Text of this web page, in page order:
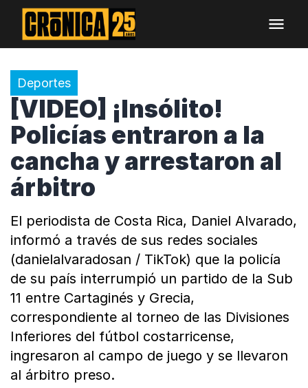
Deportes
[VIDEO] ¡Insólito!
Policías entraron a la
cancha y arrestaron al
árbitro
El periodista de Costa Rica, Daniel Alvarado,
informó a través de sus redes sociales
(danielalvaradosan / TikTok) que la policía
de su país interrumpió un partido de la Sub
11 entre Cartaginés y Grecia,
correspondiente al torneo de las Divisiones
Inferiores del fútbol costarricense,
ingresaron al campo de juego y se llevaron
al árbitro preso.